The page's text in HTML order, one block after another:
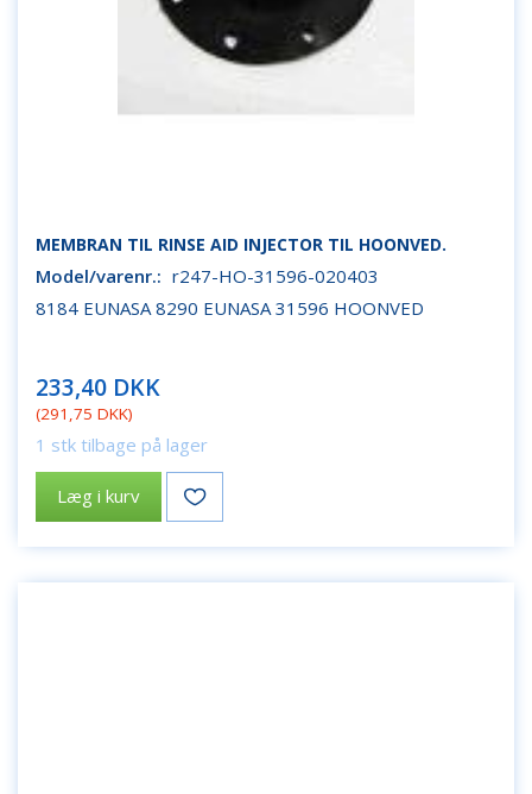
MEMBRAN TIL RINSE AID INJECTOR TIL HOONVED.
Model/varenr.: r247-HO-31596-020403
8184 EUNASA 8290 EUNASA 31596 HOONVED
233,40 DKK
(291,75 DKK)
1 stk tilbage på lager
Læg i kurv